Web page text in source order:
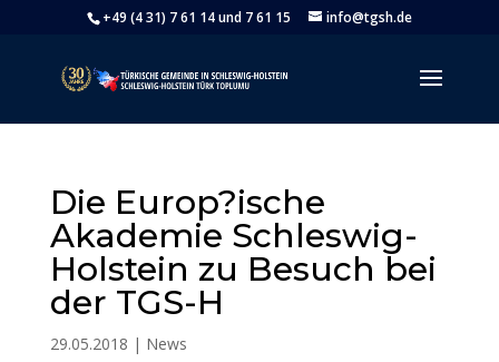
+49 (4 31) 7 61 14 und 7 61 15 info@tgsh.de
Die Europ?ische
Akademie Schleswig-
Holstein zu Besuch bei
der TGS-H
29.05.2018 | News